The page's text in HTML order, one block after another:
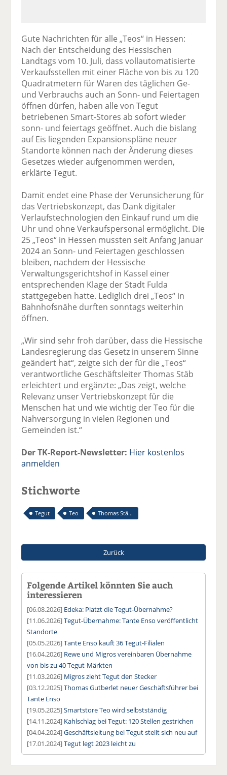
Gute Nachrichten für alle „Teos“ in Hessen:
Nach der Entscheidung des Hessischen
Landtags vom 10. Juli, dass vollautomatisierte
Verkaufsstellen mit einer Fläche von bis zu 120
Quadratmetern für Waren des täglichen Ge-
und Verbrauchs auch an Sonn- und Feiertagen
öffnen dürfen, haben alle von Tegut
betriebenen Smart-Stores ab sofort wieder
sonn- und feiertags geöffnet. Auch die bislang
auf Eis liegenden Expansionspläne neuer
Standorte können nach der Änderung dieses
Gesetzes wieder aufgenommen werden,
erklärte Tegut.
Damit endet eine Phase der Verunsicherung für
das Vertriebskonzept, das Dank digitaler
Verlaufstechnologien den Einkauf rund um die
Uhr und ohne Verkaufspersonal ermöglicht. Die
25 „Teos“ in Hessen mussten seit Anfang Januar
2024 an Sonn- und Feiertagen geschlossen
bleiben, nachdem der Hessische
Verwaltungsgerichtshof in Kassel einer
entsprechenden Klage der Stadt Fulda
stattgegeben hatte. Lediglich drei „Teos“ in
Bahnhofsnähe durften sonntags weiterhin
öffnen.
„Wir sind sehr froh darüber, dass die Hessische
Landesregierung das Gesetz in unserem Sinne
geändert hat“, zeigte sich der für die „Teos“
verantwortliche Geschäftsleiter Thomas Stäb
erleichtert und ergänzte: „Das zeigt, welche
Relevanz unser Vertriebskonzept für die
Menschen hat und wie wichtig der Teo für die
Nahversorgung in vielen Regionen und
Gemeinden ist.“
Der TK-Report-Newsletter: Hier kostenlos
anmelden
Stichworte
Tegut Teo Thomas Stä...
Zurück
Folgende Artikel könnten Sie auch
interessieren
[06.08.2026] Edeka: Platzt die Tegut-Übernahme?
[11.06.2026]Tegut-Übernahme: Tante Enso veröffentlicht
Standorte
[05.05.2026]Tante Enso kauft 36 Tegut-Filialen
[16.04.2026] Rewe und Migros vereinbaren Übernahme
von bis zu 40 Tegut-Märkten
[11.03.2026] Migros zieht Tegut den Stecker
[03.12.2025]Thomas Gutberlet neuer Geschäftsführer bei
Tante Enso
[19.05.2025]Smartstore Teo wird selbstständig
[14.11.2024] Kahlschlag bei Tegut: 120 Stellen gestrichen
[04.04.2024]Geschäftsleitung bei Tegut stellt sich neu auf
[17.01.2024]Tegut legt 2023 leicht zu